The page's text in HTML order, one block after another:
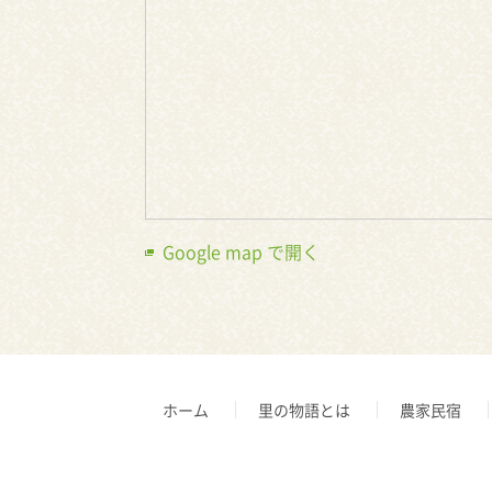
Google map で開く
ホーム 里の物語とは 農家民宿